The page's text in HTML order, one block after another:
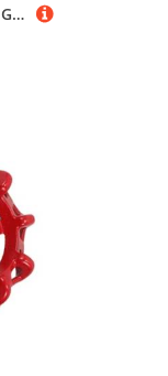
Gadpiparty Netzadapter Für Gameboy Ladeadapter Mit Bruchfestigkeit Hochwertiger Adapter Für Stromversorgung Kompakter Adapter Für Reisen Und Bürogebrauch